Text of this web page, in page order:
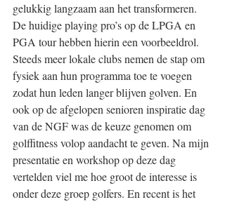
gelukkig langzaam aan het transformeren.
De huidige playing pro’s op de LPGA en
PGA tour hebben hierin een voorbeeldrol.
Steeds meer lokale clubs nemen de stap om
fysiek aan hun programma toe te voegen
zodat hun leden langer blijven golven. En
ook op de afgelopen senioren inspiratie dag
van de NGF was de keuze genomen om
golffitness volop aandacht te geven. Na mijn
presentatie en workshop op deze dag
vertelden viel me hoe groot de interesse is
onder deze groep golfers. En recent is het